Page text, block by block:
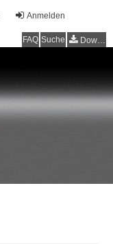
Anmelden
FAQ Suche Downloads